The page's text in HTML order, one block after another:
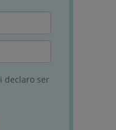
i declaro ser